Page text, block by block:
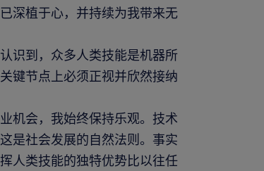
深植于心，并持续为我带来无
识到，众多人类技能是机器所
键节点上必须正视并欣然接纳
机会，我始终保持乐观。技术
是社会发展的自然法则。事实
人类技能的独特优势比以往任